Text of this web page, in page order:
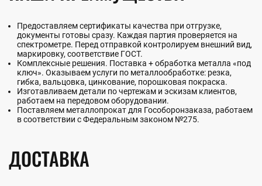
Предоставляем сертификаты качества при отгрузке,
документы готовы сразу. Каждая партия проверяется на
спектрометре. Перед отправкой контролируем внешний вид,
маркировку, соответствие ГОСТ.
Комплексные решения. Поставка + обработка металла «под
ключ». Оказываем услуги по металлообработке: резка,
гибка, вальцовка, цинкование, порошковая покраска.
Изготавливаем детали по чертежам и эскизам клиентов,
работаем на передовом оборудовании.
Поставляем металлопрокат для Гособоронзаказа, работаем
в соответствии с Федеральным законом №275.
ДОСТАВКА